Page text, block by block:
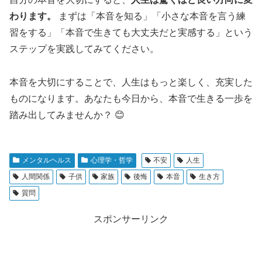
わります。
まずは「本音を知る」「小さな本音を言う練
習をする」「本音で生きても大丈夫だと実感する」という
ステップを実践してみてください。
本音を大切にすることで、人生はもっと楽しく、充実した
ものになります。あなたも今日から、本音で生きる一歩を
踏み出してみませんか？ 😊
メンタルヘルス 心理学・哲学 不安
人生
人間関係
子供 家族 後悔 本音
生き方
質問
スポンサーリンク